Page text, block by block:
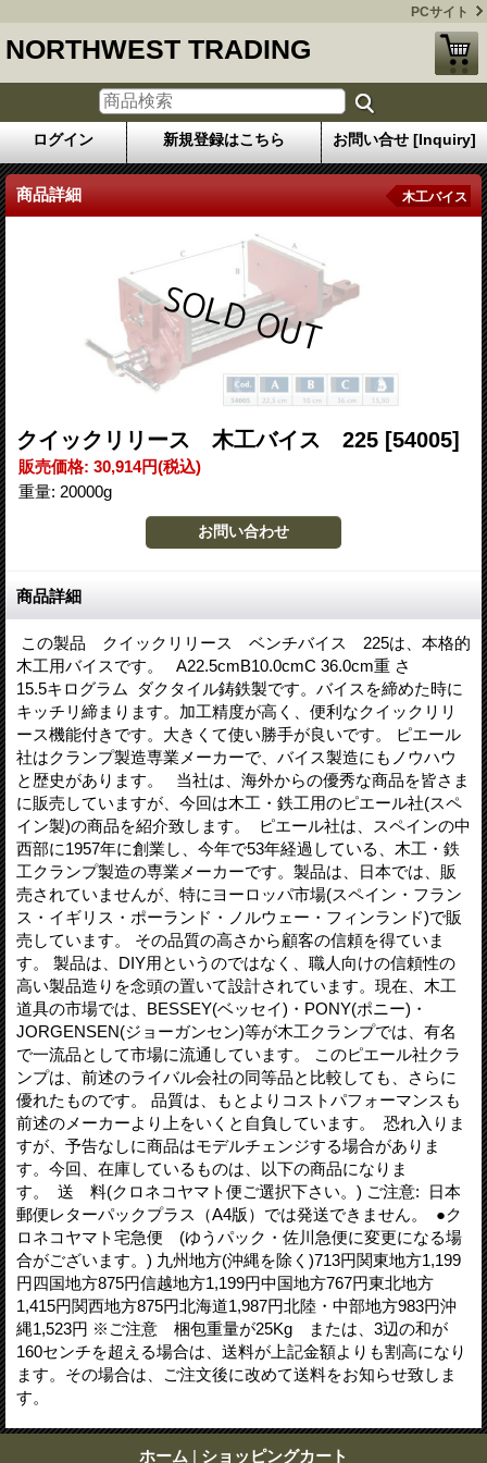
PCサイト
NORTHWEST TRADING
ログイン 新規登録はこちら お問い合せ [Inquiry]
商品詳細 木工バイス
クイックリリース 木工バイス 225 [54005]
販売価格: 30,914円(税込)
重量: 20000g
商品詳細
この製品 クイックリリース ベンチバイス 225は、本格的
木工用バイスです。 A22.5cmB10.0cmC 36.0cm重 さ
15.5キログラム ダクタイル鋳鉄製です。バイスを締めた時に
キッチリ締まります。加工精度が高く、便利なクイックリリ
ース機能付きです。大きくて使い勝手が良いです。 ピエール
社はクランプ製造専業メーカーで、バイス製造にもノウハウ
と歴史があります。 当社は、海外からの優秀な商品を皆さま
に販売していますが、今回は木工・鉄工用のピエール社(スペ
イン製)の商品を紹介致します。 ピエール社は、スペインの中
西部に1957年に創業し、今年で53年経過している、木工・鉄
工クランプ製造の専業メーカーです。製品は、日本では、販
売されていませんが、特にヨーロッパ市場(スペイン・フラン
ス・イギリス・ポーランド・ノルウェー・フィンランド)で販
売しています。 その品質の高さから顧客の信頼を得ていま
す。 製品は、DIY用というのではなく、職人向けの信頼性の
高い製品造りを念頭の置いて設計されています。現在、木工
道具の市場では、BESSEY(ベッセイ)・PONY(ポニー)・
JORGENSEN(ジョーガンセン)等が木工クランプでは、有名
で一流品として市場に流通しています。 このピエール社クラ
ンプは、前述のライバル会社の同等品と比較しても、さらに
優れたものです。 品質は、もとよりコストパフォーマンスも
前述のメーカーより上をいくと自負しています。 恐れ入りま
すが、予告なしに商品はモデルチェンジする場合がありま
す。今回、在庫しているものは、以下の商品になりま
す。 送 料(クロネコヤマト便ご選択下さい。) ご注意: 日本
郵便レターパックプラス（A4版）では発送できません。 ●ク
ロネコヤマト宅急便 (ゆうパック・佐川急便に変更になる場
合がございます。) 九州地方(沖縄を除く)713円関東地方1,199
円四国地方875円信越地方1,199円中国地方767円東北地方
1,415円関西地方875円北海道1,987円北陸・中部地方983円沖
縄1,523円 ※ご注意 梱包重量が25Kg または、3辺の和が
160センチを超える場合は、送料が上記金額よりも割高になり
ます。その場合は、ご注文後に改めて送料をお知らせ致しま
す。
ホーム | ショッピングカート